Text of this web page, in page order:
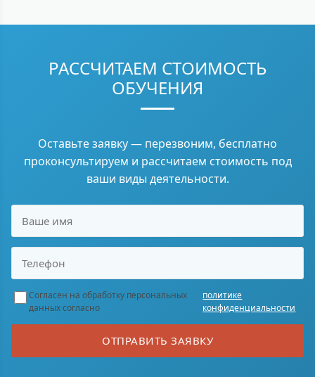
РАССЧИТАЕМ СТОИМОСТЬ
ОБУЧЕНИЯ
Оставьте заявку — перезвоним, бесплатно
проконсультируем и рассчитаем стоимость под
ваши виды деятельности.
Согласен на обработку персональных
данных согласно
политике
конфиденциальности
ОТПРАВИТЬ ЗАЯВКУ